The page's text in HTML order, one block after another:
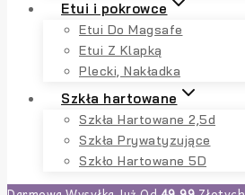
Etui i pokrowce
Etui Do Magsafe
Etui Z Klapką
Plecki, Nakładka
Szkła hartowane
Szkła Hartowane 2,5d
Szkła Prywatyzujące
Szkło Hartowane 5D